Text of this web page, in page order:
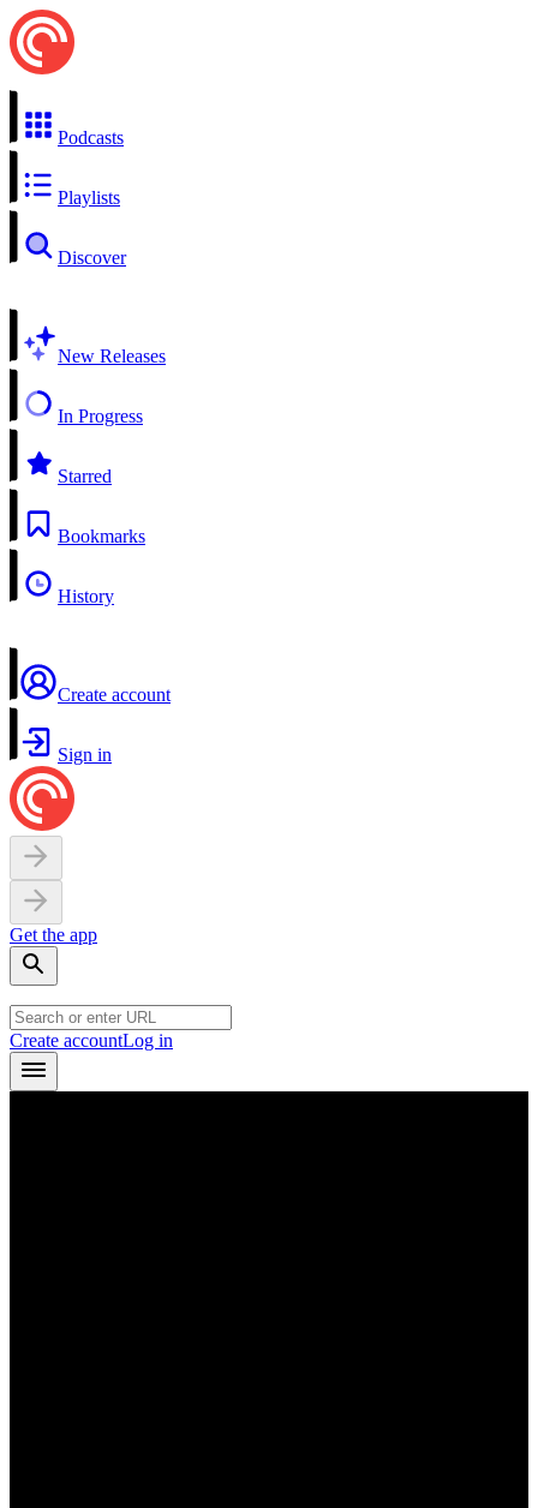
Podcasts
Playlists
Discover
New Releases
In Progress
Starred
Bookmarks
History
Create account
Sign in
Get the app
Create accountLog in